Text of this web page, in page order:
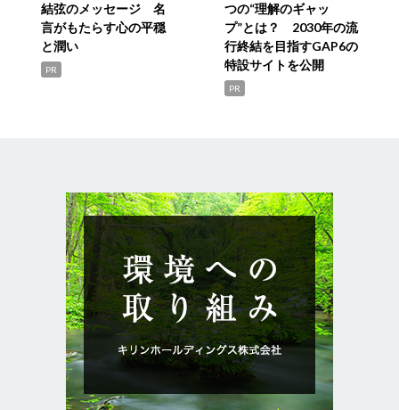
結弦のメッセージ 名
言がもたらす心の平穏
と潤い
PR
つの“理解のギャッ
プ”とは？ 2030年の流
行終結を目指すGAP6の
特設サイトを公開
PR